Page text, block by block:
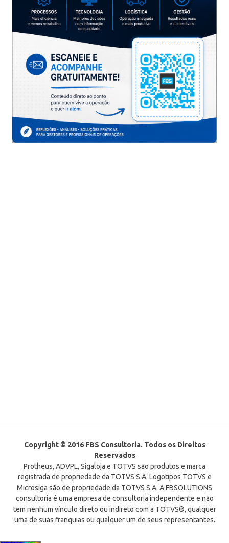
Copyright © 2016 FBS Consultoria. Todos os Direitos
Reservados
Protheus, ADVPL, Sigaloja e TOTVS são produtos e marca
registrada de propriedade da TOTVS S.A. Logotipos TOTVS e
Microsiga são de propriedade da TOTVS S.A. A FBSOLUTIONS
consultoria é uma empresa de consultoria independente e não
tem nenhum vínculo direto ou indireto com a TOTVS®, qualquer
uma de suas franquias ou qualquer um de seus representantes.